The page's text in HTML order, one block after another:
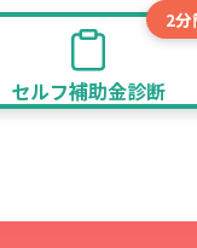
2分
セルフ補助金診断